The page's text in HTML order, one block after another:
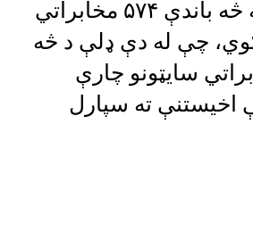
دغه وزارت په څه باندې ۵۷۴ مخابراتي
کوي، چې له دې ډلې د څه
۵۷ مخابراتي سایټونو چارې
اخیستنې ته سپارل